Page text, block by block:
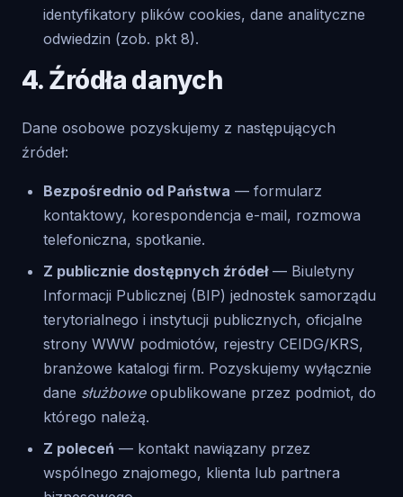
identyfikatory plików cookies, dane analityczne
odwiedzin (zob. pkt 8).
4. Źródła danych
Dane osobowe pozyskujemy z następujących
źródeł:
Bezpośrednio od Państwa — formularz
kontaktowy, korespondencja e-mail, rozmowa
telefoniczna, spotkanie.
Z publicznie dostępnych źródeł— Biuletyny
Informacji Publicznej (BIP) jednostek samorządu
terytorialnego i instytucji publicznych, oficjalne
strony WWW podmiotów, rejestry CEIDG/KRS,
branżowe katalogi firm. Pozyskujemy wyłącznie
dane służboweopublikowane przez podmiot, do
którego należą.
Z poleceń — kontakt nawiązany przez
wspólnego znajomego, klienta lub partnera